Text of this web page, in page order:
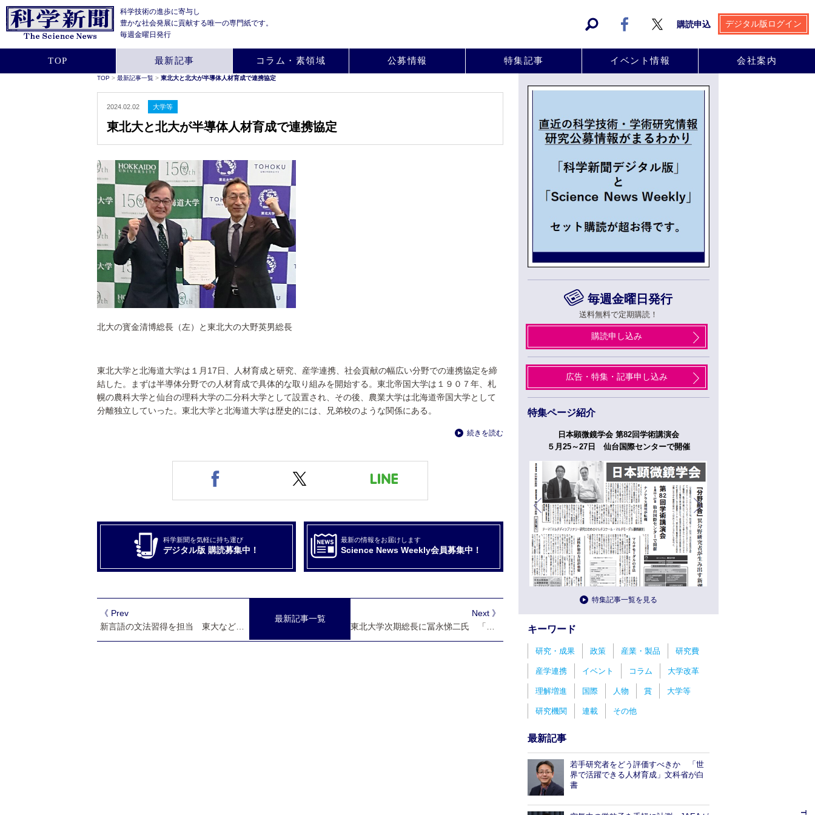
科学技術の進歩に寄与し
豊かな社会発展に貢献する唯一の専門紙です。
毎週金曜日発行
購読申込 デジタル版ログイン
TOP 最新記事 コラム・素領域 公募情報 特集記事 イベント情報 会社案内
TOP > 最新記事一覧 > 東北大と北大が半導体人材育成で連携協定
2024.02.02 大学等
東北大と北大が半導体人材育成で連携協定
北大の寳金清博総長（左）と東北大の大野英男総長
東北大学と北海道大学は１月17日、人材育成と研究、産学連携、社会貢献の幅広い分野での連携協定を締
結した。まずは半導体分野での人材育成で具体的な取り組みを開始する。東北帝国大学は１９０７年、札
幌の農科大学と仙台の理科大学の二分科大学として設置され、その後、農業大学は北海道帝国大学として
分離独立していった。東北大学と北海道大学は歴史的には、兄弟校のような関係にある。
続きを読む
科学新聞を気軽に持ち運び
デジタル版 購読募集中！
最新の情報をお届けします
Science News Weekly会員募集中！
最新記事一覧
Next 》
《 Prev
新言語の文法習得を担当 東大など脳部位特定
毎週金曜日発行
送料無料で定期購読！
購読申し込み
広告・特集・記事申し込み
特集ページ紹介
日本薬学会第145年会 ３月26日から29日まで
日本顕微鏡学会 第82回学術講演会
５月25～27日 仙台国際センターで開催
特集記事一覧を見る
キーワード
研究・成果 政策 産業・製品 研究費
産学連携 イベント コラム 大学改革
理解増進 国際 人物 賞 大学等
研究機関 連載 その他
最新記事
若手研究者をどう評価すべきか 「世
界で活躍できる人材育成」文科省が白
書